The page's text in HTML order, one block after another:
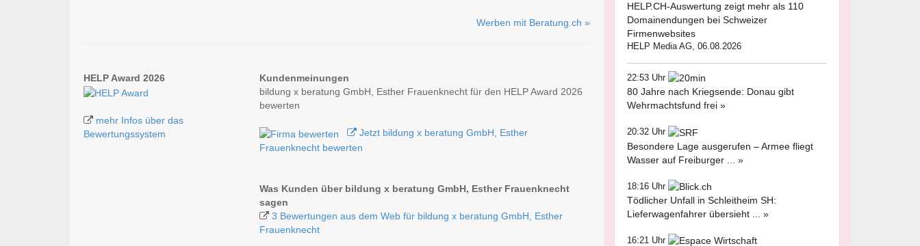
Werben mit Beratung.ch »
HELP Award 2026
mehr Infos über das
Bewertungssystem
Kundenmeinungen
bildung x beratung GmbH, Esther Frauenknecht für den HELP Award 2026
bewerten
Jetzt bildung x beratung GmbH, Esther
Frauenknecht bewerten
Was Kunden über bildung x beratung GmbH, Esther Frauenknecht
sagen
3 Bewertungen aus dem Web für bildung x beratung GmbH, Esther
Frauenknecht
HELP.CH-Auswertung zeigt mehr als 110
Domainendungen bei Schweizer
Firmenwebsites
HELP Media AG, 06.08.2026
22:53 Uhr
80 Jahre nach Kriegsende: Donau gibt
Wehrmachtsfund frei »
20:32 Uhr
Besondere Lage ausgerufen – Armee fliegt
Wasser auf Freiburger ... »
18:16 Uhr
Tödlicher Unfall in Schleitheim SH:
Lieferwagenfahrer übersieht ... »
16:21 Uhr